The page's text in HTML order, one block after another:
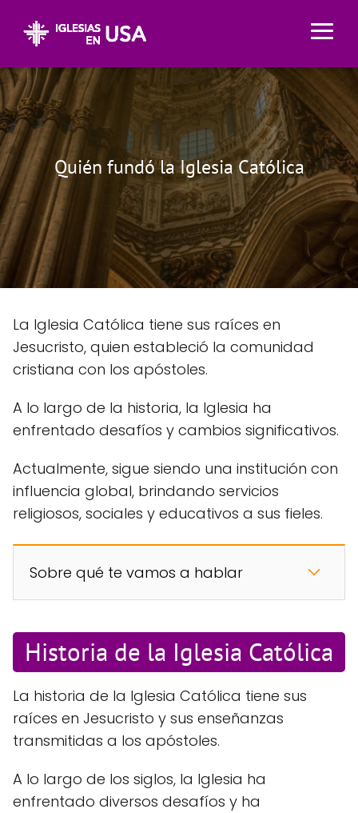
Quién fundó la Iglesia Católica
La Iglesia Católica tiene sus raíces en
Jesucristo, quien estableció la comunidad
cristiana con los apóstoles.
A lo largo de la historia, la Iglesia ha
enfrentado desafíos y cambios significativos.
Actualmente, sigue siendo una institución con
influencia global, brindando servicios
religiosos, sociales y educativos a sus fieles.
Sobre qué te vamos a hablar
Historia de la Iglesia Católica
La historia de la Iglesia Católica tiene sus
raíces en Jesucristo y sus enseñanzas
transmitidas a los apóstoles.
A lo largo de los siglos, la Iglesia ha
enfrentado diversos desafíos y ha